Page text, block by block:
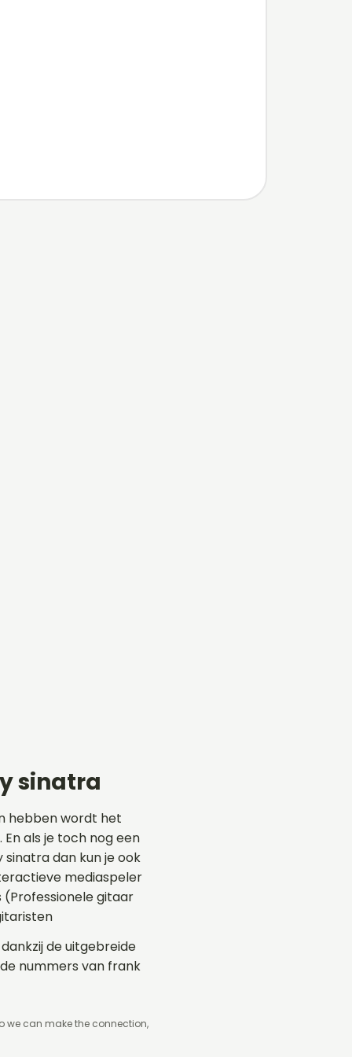
sinatra
hebben wordt het
als je toch nog een
dan kun je ook
mediaspeler
gitaar
de uitgebreide
nummers van frank
we can make the connection,